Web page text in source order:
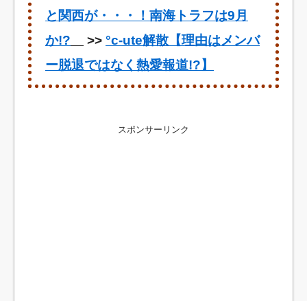
と関西が・・・！南海トラフは9月
か!?
>> °c-ute解散【理由はメンバ
ー脱退ではなく熱愛報道!?】
スポンサーリンク